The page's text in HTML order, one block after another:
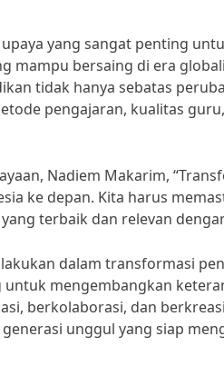
yang sangat penting
mampu bersaing di era
tidak hanya sebatas
pengajaran, kualitas
Nadiem Makarim,
ke depan. Kita harus
terbaik dan relevan
dalam transformasi
mengembangkan
berkolaborasi, dan
unggul yang siap